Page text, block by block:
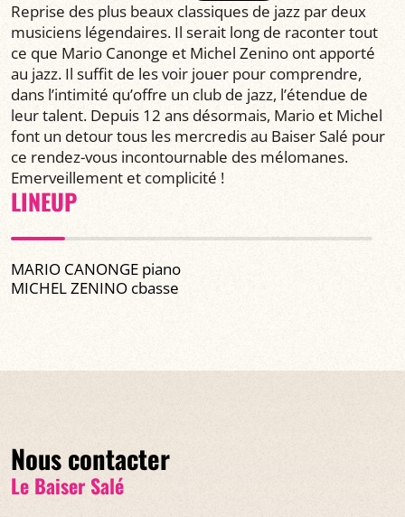
Reprise des plus beaux classiques de jazz par deux
musiciens légendaires. Il serait long de raconter tout
ce que Mario Canonge et Michel Zenino ont apporté
au jazz. Il suffit de les voir jouer pour comprendre,
dans l’intimité qu’offre un club de jazz, l’étendue de
leur talent. Depuis 12 ans désormais, Mario et Michel
font un detour tous les mercredis au Baiser Salé pour
ce rendez-vous incontournable des mélomanes.
Emerveillement et complicité !
LINEUP
MARIO CANONGE piano
MICHEL ZENINO cbasse
Nous contacter
Le Baiser Salé